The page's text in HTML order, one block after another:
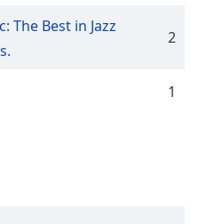
The Best in Jazz
2
1